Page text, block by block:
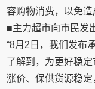
容购物消费，以免造
■主力超市向市民发
“8月2日，我们发布
了解到，为更好稳
涨价、保供货源稳